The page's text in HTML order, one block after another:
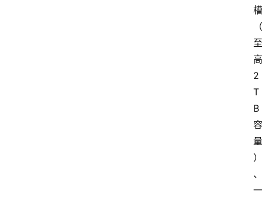
槽
（
至
高
2
T
B
容
量
）
、
一